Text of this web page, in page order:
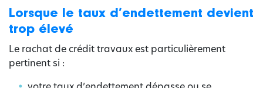
Lorsque le taux d’endettement devient
trop élevé
Le rachat de crédit travaux est particulièrement
pertinent si :